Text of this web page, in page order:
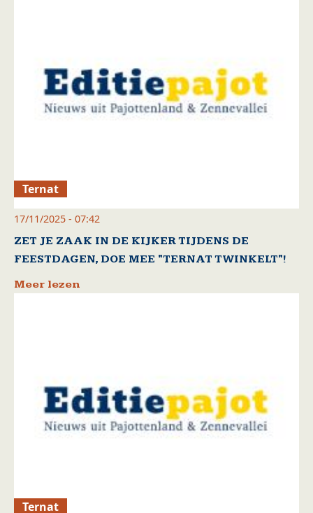
Ternat
17/11/2025 - 07:42
ZET JE ZAAK IN DE KIJKER TIJDENS DE
FEESTDAGEN, DOE MEE "TERNAT TWINKELT"!
Meer lezen
Ternat